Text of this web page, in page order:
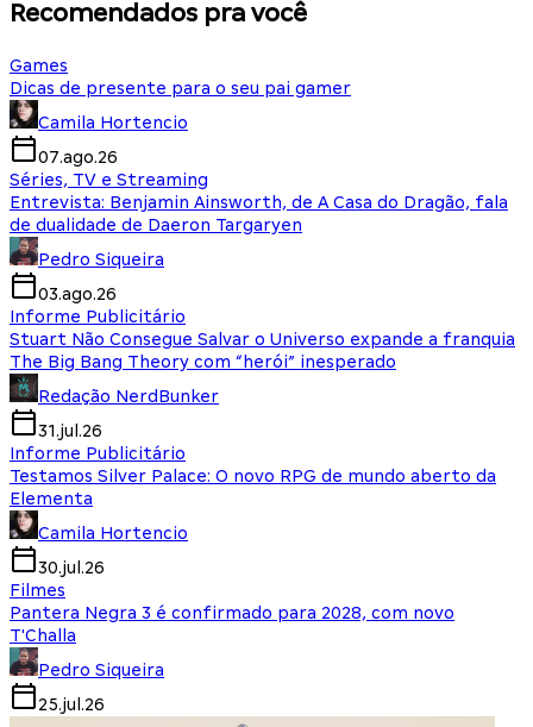
Recomendados pra você
Games
Dicas de presente para o seu pai gamer
Camila Hortencio
07.ago.26
Séries, TV e Streaming
Entrevista: Benjamin Ainsworth, de A Casa do Dragão, fala
de dualidade de Daeron Targaryen
Pedro Siqueira
03.ago.26
Informe Publicitário
Stuart Não Consegue Salvar o Universo expande a franquia
The Big Bang Theory com “herói” inesperado
Redação NerdBunker
31.jul.26
Informe Publicitário
Testamos Silver Palace: O novo RPG de mundo aberto da
Elementa
Camila Hortencio
30.jul.26
Filmes
Pantera Negra 3 é confirmado para 2028, com novo
T'Challa
Pedro Siqueira
25.jul.26